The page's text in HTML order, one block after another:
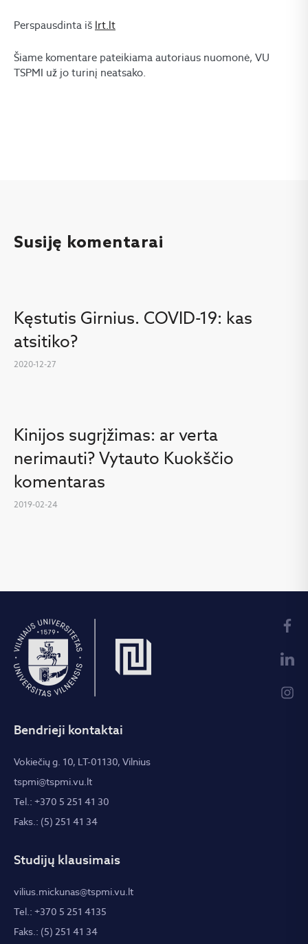
Perspausdinta iš lrt.lt
Šiame komentare pateikiama autoriaus nuomonė, VU
TSPMI už jo turinį neatsako.
Susiję komentarai
Kęstutis Girnius. COVID-19: kas
atsitiko?
2020-12-27
Kinijos sugrįžimas: ar verta
nerimauti? Vytauto Kuokščio
komentaras
2019-02-24
Bendrieji kontaktai
Vokiečių g. 10, LT-01130, Vilnius
tspmi@tspmi.vu.lt
Tel.: +370 5 251 41 30
Faks.: (5) 251 41 34
Studijų klausimais
vilius.mickunas@tspmi.vu.lt
Tel.: +370 5 251 4135
Faks.: (5) 251 41 34